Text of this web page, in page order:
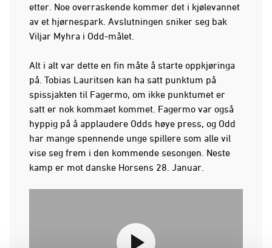
etter. Noe overraskende kommer det i kjølevannet
av et hjørnespark. Avslutningen sniker seg bak
Viljar Myhra i Odd-målet.
Alt i alt var dette en fin måte å starte oppkjøringa
på. Tobias Lauritsen kan ha satt punktum på
spissjakten til Fagermo, om ikke punktumet er
satt er nok kommaet kommet. Fagermo var også
hyppig på å applaudere Odds høye press, og Odd
har mange spennende unge spillere som alle vil
vise seg frem i den kommende sesongen. Neste
kamp er mot danske Horsens 28. Januar.